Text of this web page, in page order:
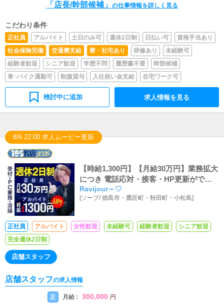
「店長/幹部候補」 の仕事情報を詳しく見る
こだわり条件
正社員 アルバイト 土日のみ可 週休2日制 日払い可
資格手当あり
社会保険完備
交通費支給 寮・社宅あり 研修あり
未経験可
経験者歓迎
シニア歓迎 学歴不問 履歴書不要
幹部候補
車･バイク通勤可
制服貸与 入社祝い金支給 在宅ワーク可
検討中に追加 求人情報を見る
8/6 22:00 求人ムービー更新
【時給1,300円】【月給30万円】業務拡大
につき 電話応対・接客・HP更新ができ
るスーパーアルバイトスタッフ・正社員
募集
Ravijour～♡
[ソープ/徳島市・鷹匠町・秋田町・小松島]
正社員 アルバイト 女性歓迎 未経験可 経験者歓迎
シニア歓迎
完全週休2日制
店舗スタッフ
店舗スタッフの求人情報
正 月給 : 300,000 円